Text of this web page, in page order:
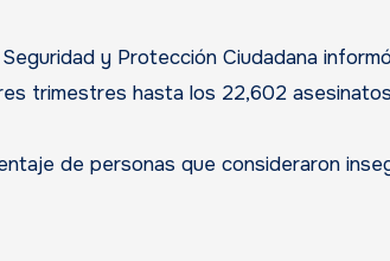
y Protección Ciudadana
trimestres hasta los 22,602
de personas que consideraron